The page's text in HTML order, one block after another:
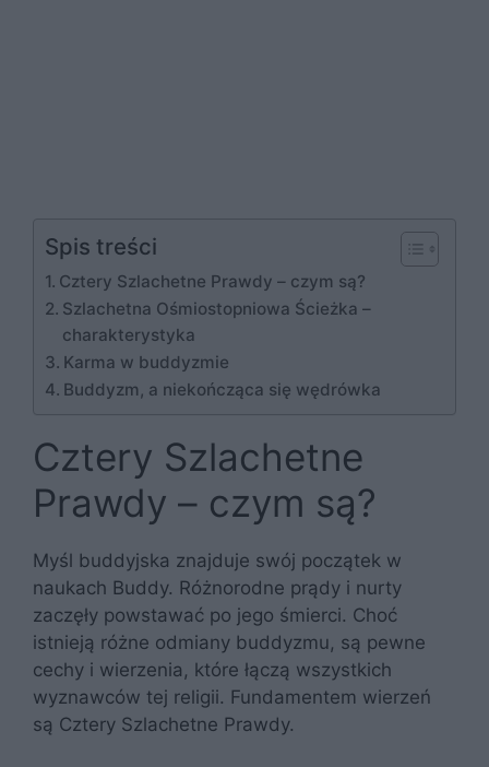
Spis treści
Cztery Szlachetne Prawdy – czym są?
Szlachetna Ośmiostopniowa Ścieżka –
charakterystyka
Karma w buddyzmie
Buddyzm, a niekończąca się wędrówka
Cztery Szlachetne
Prawdy – czym są?
Myśl buddyjska znajduje swój początek w
naukach Buddy. Różnorodne prądy i nurty
zaczęły powstawać po jego śmierci. Choć
istnieją różne odmiany buddyzmu, są pewne
cechy i wierzenia, które łączą wszystkich
wyznawców tej religii. Fundamentem wierzeń
są Cztery Szlachetne Prawdy.